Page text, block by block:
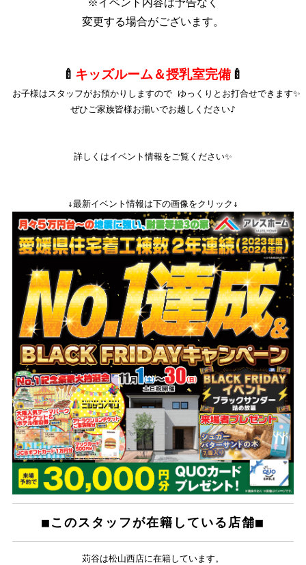
変更する場合がございます。
🍼 キッズルーム＆授乳室完備🍼
お子様はスタッフがお預かりしますので ゆっくりとお打合せできます✨
ぜひご家族皆様お揃いでお越しください♪
詳しくはイベント情報をご覧ください✨
■このスタッフが在籍している店舗■
苅谷は松山西店に在籍しています。